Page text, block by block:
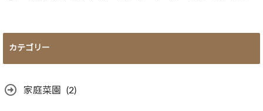
カテゴリー
家庭菜園 (2)